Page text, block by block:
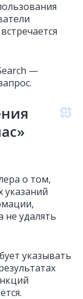
—
о том,
указаний
не удалять
указывать